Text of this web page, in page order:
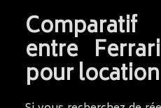
entre
pour